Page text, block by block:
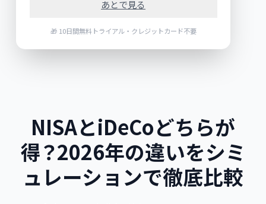
NISAとiDeCoどちらが
得？2026年の違いをシミ
ュレーションで徹底比較
あとで見る
🎁 10日間無料トライアル・クレジットカード不要